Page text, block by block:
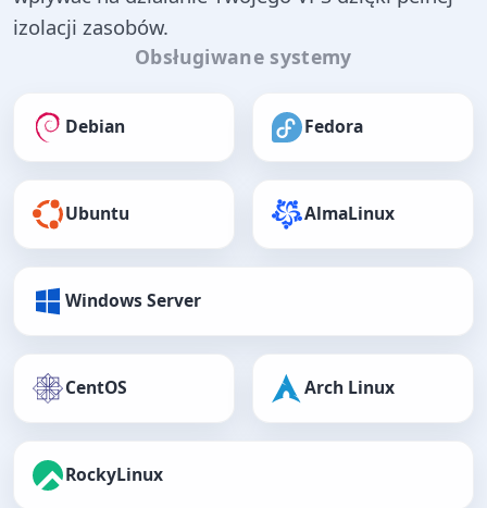
izolacji zasobów.
Obsługiwane systemy
Debian Fedora
Ubuntu AlmaLinux
Windows Server
CentOS Arch Linux
RockyLinux